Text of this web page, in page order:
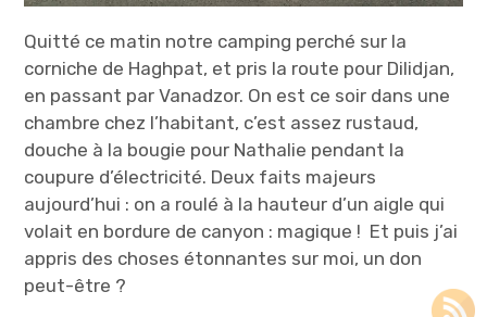
Quitté ce matin notre camping perché sur la
corniche de Haghpat, et pris la route pour Dilidjan,
en passant par Vanadzor. On est ce soir dans une
chambre chez l’habitant, c’est assez rustaud,
douche à la bougie pour Nathalie pendant la
coupure d’électricité. Deux faits majeurs
aujourd’hui : on a roulé à la hauteur d’un aigle qui
volait en bordure de canyon : magique ! Et puis j’ai
appris des choses étonnantes sur moi, un don
peut-être ?